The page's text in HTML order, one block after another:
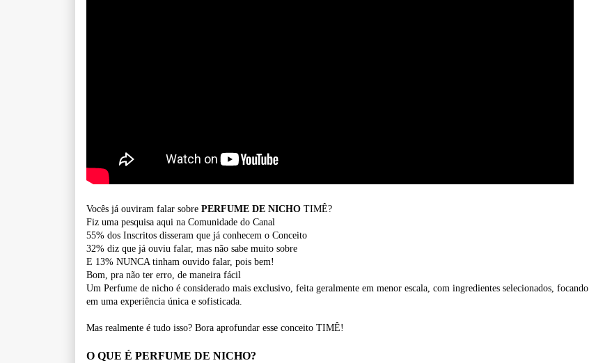
Vocês já ouviram falar sobre PERFUME DE NICHO TIMÊ?
Fiz uma pesquisa aqui na Comunidade do Canal
55% dos Inscritos disseram que já conhecem o Conceito
32% diz que já ouviu falar, mas não sabe muito sobre
E 13% NUNCA tinham ouvido falar, pois bem!
Bom, pra não ter erro, de maneira fácil
Um Perfume de nicho é considerado mais exclusivo, feita geralmente em menor escala, com ingredientes selecionados, focando
em uma experiência única e sofisticada.
Mas realmente é tudo isso? Bora aprofundar esse conceito TIMÊ!
O QUE É PERFUME DE NICHO?